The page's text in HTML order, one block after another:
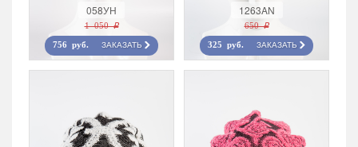
058УН
1 050 r
756 руб. ЗАКАЗАТЬ
1263AN
650 r
325 руб. ЗАКАЗАТЬ